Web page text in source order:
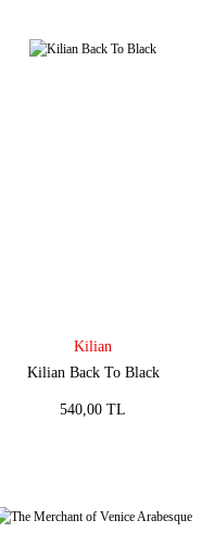
Kilian
Kilian Back To Black
540,00 TL